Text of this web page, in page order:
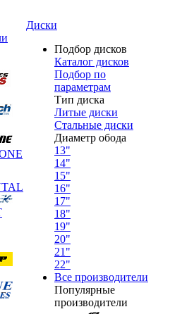
Диски
Подбор дисков
Каталог дисков
Подбор по
параметрам
Тип диска
Литые диски
Стальные диски
Диаметр обода
13"
14"
15"
16"
17"
18"
19"
20"
21"
22"
Все производители
Популярные
производители